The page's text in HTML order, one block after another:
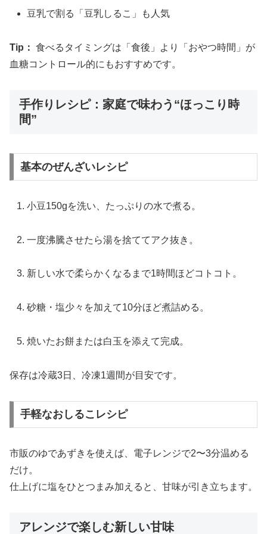
豆乳で割る「豆乳しるこ」も人気
Tip： 食べるタイミングは「食後」より「おやつ時間」が
血糖コントロール的にもおすすめです。
手作りレシピ：家庭で味わう“ほっこり時
間”
基本のぜんざいレシピ
小豆150gを洗い、たっぷりの水で煮る。
一度沸騰させたら湯を捨ててアク抜き。
新しい水で柔らかくなるまで1時間ほどコトコト。
砂糖・塩少々を加えて10分ほど煮詰める。
焼いたお餅または白玉を添えて完成。
保存は冷蔵3日、冷凍1週間が目安です。
手軽なおしるこレシピ
市販のゆであずきを使えば、電子レンジで2〜3分温める
だけ。
仕上げに塩をひとつまみ加えると、甘味が引き立ちます。
アレンジで楽しむ新しい甘味